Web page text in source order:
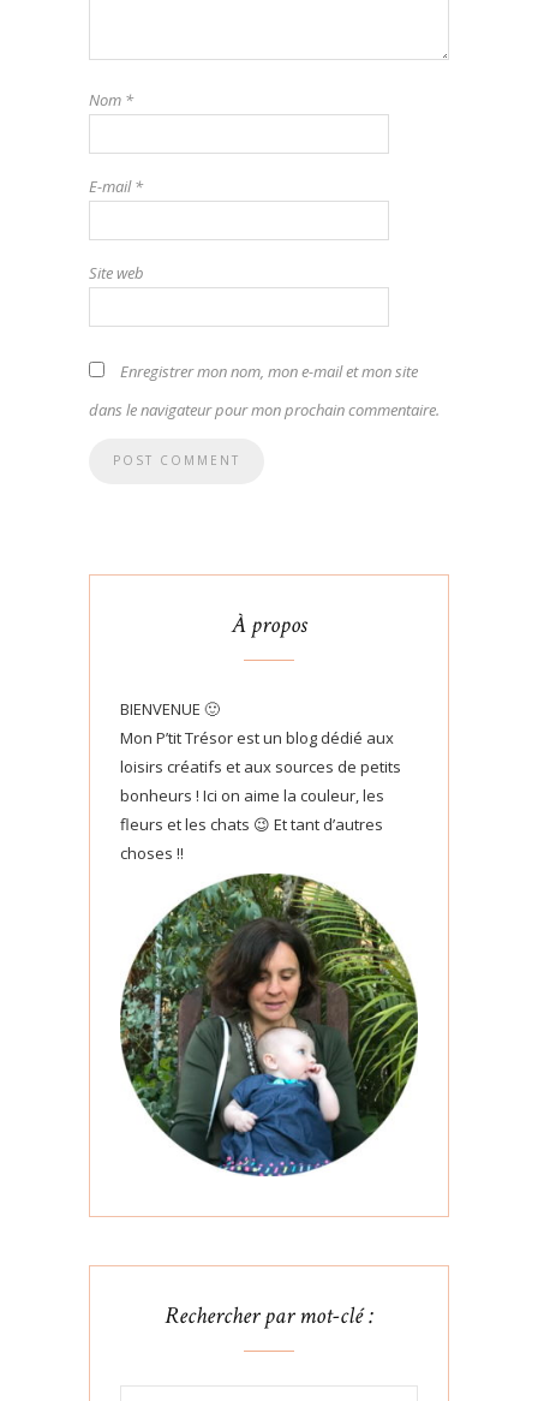
Nom *
E-mail*
Site web
Enregistrer mon nom, mon e-mail et mon site
dans le navigateur pour mon prochain commentaire.
À propos
BIENVENUE 🙂
Mon P’tit Trésor est un blog dédié aux
loisirs créatifs et aux sources de petits
bonheurs ! Ici on aime la couleur, les
fleurs et les chats 😉 Et tant d’autres
choses !!
Rechercher par mot-clé :